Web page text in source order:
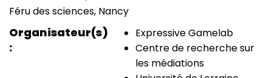
(smart)
Lieu
Féru des sciences, Nancy
Organisateur(s)
Expressive Gamelab
Centre de recherche sur
les médiations